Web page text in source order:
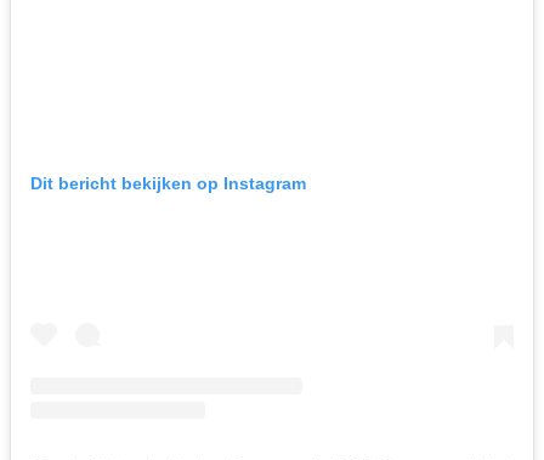
Dit bericht bekijken op Instagram